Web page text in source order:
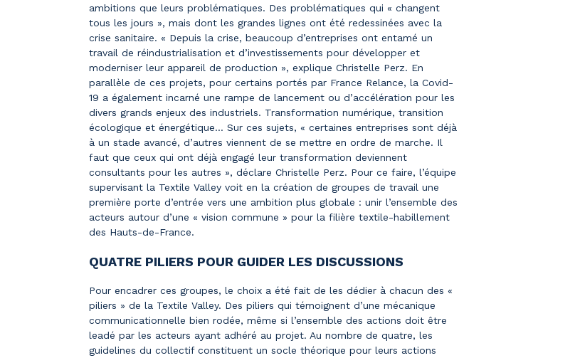
ambitions que leurs problématiques. Des problématiques qui « changent
tous les jours », mais dont les grandes lignes ont été redessinées avec la
crise sanitaire. « Depuis la crise, beaucoup d’entreprises ont entamé un
travail de réindustrialisation et d’investissements pour développer et
moderniser leur appareil de production », explique Christelle Perz. En
parallèle de ces projets, pour certains portés par France Relance, la Covid-
19 a également incarné une rampe de lancement ou d’accélération pour les
divers grands enjeux des industriels. Transformation numérique, transition
écologique et énergétique… Sur ces sujets, « certaines entreprises sont déjà
à un stade avancé, d’autres viennent de se mettre en ordre de marche. Il
faut que ceux qui ont déjà engagé leur transformation deviennent
consultants pour les autres », déclare Christelle Perz. Pour ce faire, l’équipe
supervisant la Textile Valley voit en la création de groupes de travail une
première porte d’entrée vers une ambition plus globale : unir l’ensemble des
acteurs autour d’une « vision commune » pour la filière textile-habillement
des Hauts-de-France.
QUATRE PILIERS POUR GUIDER LES DISCUSSIONS
Pour encadrer ces groupes, le choix a été fait de les dédier à chacun des «
piliers » de la Textile Valley. Des piliers qui témoignent d’une mécanique
communicationnelle bien rodée, même si l’ensemble des actions doit être
leadé par les acteurs ayant adhéré au projet. Au nombre de quatre, les
guidelines du collectif constituent un socle théorique pour leurs actions